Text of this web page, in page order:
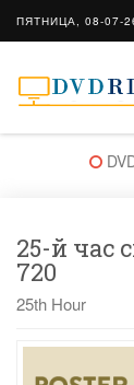
ПЯТНИЦА, 08-07-
25-й час
720
25th Hour